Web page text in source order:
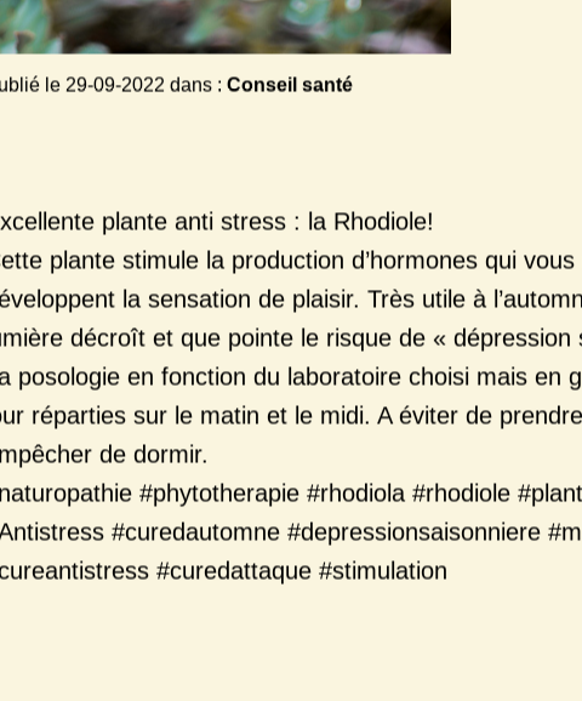
ALEXANDRA FERON, NATUROPATHE & DIÉTÉTIQUE *
plante anti stress : la Rhodiole!
plante stimule la production d’hormones qui vous
la sensation de plaisir. Très utile à
décroît et que pointe le risque de « dépression
posologie en fonction du laboratoire choisi mais en
réparties sur le matin et le midi. A éviter de
de dormir.
#phytotherapie #rhodiola #rhodiole
#curedautomne #depressionsaisonniere
#curedattaque